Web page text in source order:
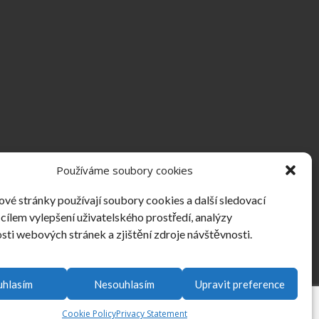
Používáme soubory cookies
stránky používají soubory cookies a další sledovací
vylepšení uživatelského prostředí, analýzy
webových stránek a zjištění zdroje návštěvnosti.
Nesouhlasím Upravit preference
Cookie PolicyPrivacy Statement